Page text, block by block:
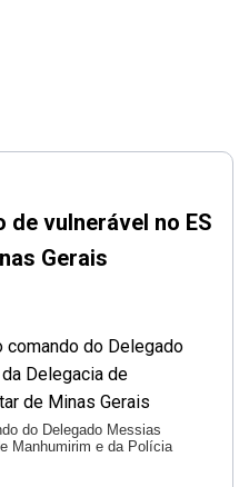
vulnerável no ES
Gerais
do Delegado Messias
Manhumirim e da Polícia